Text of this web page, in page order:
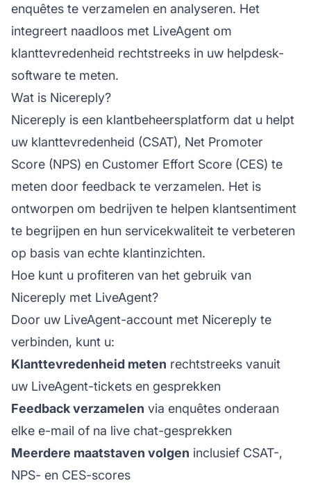
enquêtes te verzamelen en analyseren. Het
integreert naadloos met LiveAgent om
klanttevredenheid rechtstreeks in uw helpdesk-
software te meten.
Wat is Nicereply?
Nicereply is een klantbeheersplatform dat u helpt
uw klanttevredenheid (CSAT), Net Promoter
Score (NPS) en Customer Effort Score (CES) te
meten door feedback te verzamelen. Het is
ontworpen om bedrijven te helpen klantsentiment
te begrijpen en hun servicekwaliteit te verbeteren
op basis van echte klantinzichten.
Hoe kunt u profiteren van het gebruik van
Nicereply met LiveAgent?
Door uw LiveAgent-account met Nicereply te
verbinden, kunt u:
Klanttevredenheid meten rechtstreeks vanuit
uw LiveAgent-tickets en gesprekken
Feedback verzamelen via enquêtes onderaan
elke e-mail of na live chat-gesprekken
Meerdere maatstaven volgen inclusief CSAT-,
NPS- en CES-scores